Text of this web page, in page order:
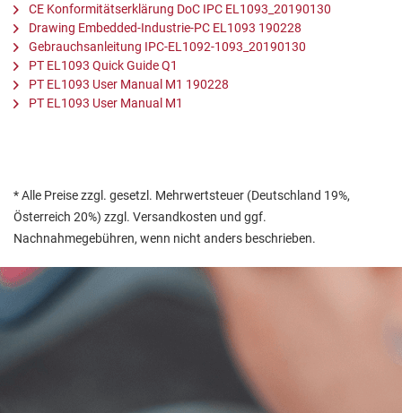
CE Konformitätserklärung DoC IPC EL1093_20190130
Drawing Embedded-Industrie-PC EL1093 190228
Gebrauchsanleitung IPC-EL1092-1093_20190130
PT EL1093 Quick Guide Q1
PT EL1093 User Manual M1 190228
PT EL1093 User Manual M1
* Alle Preise zzgl. gesetzl. Mehrwertsteuer (Deutschland 19%,
Österreich 20%) zzgl. Versandkosten und ggf.
Nachnahmegebühren, wenn nicht anders beschrieben.